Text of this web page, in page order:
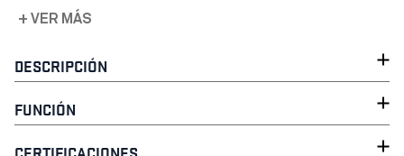
+ VER MÁS
DESCRIPCIÓN
FUNCIÓN